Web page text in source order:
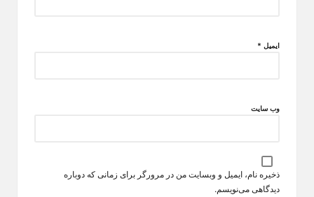
ایمیل *
وب‌ سایت
ذخیره نام، ایمیل و وبسایت من در مرورگر برای زمانی که دوباره
دیدگاهی می‌نویسم.